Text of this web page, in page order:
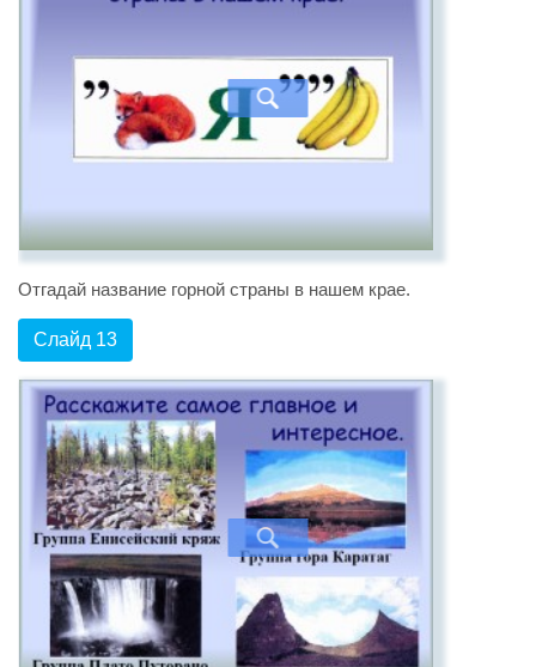
Отгадай название горной страны в нашем крае.
Слайд 13